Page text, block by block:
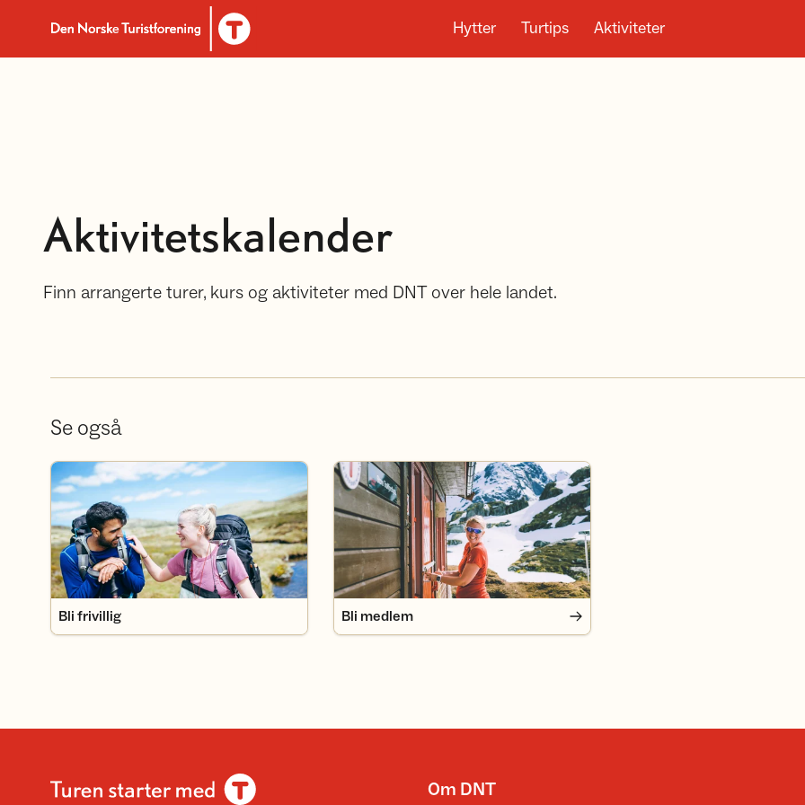
Til DNT.no forside
Hytter Turtips Aktiviteter
Aktivitetskalender
Finn arrangerte turer, kurs og aktiviteter med DNT over hele landet.
Se også
Bli frivillig
Bli frivillig
Bli medlem
Bli medlem
Om DNT